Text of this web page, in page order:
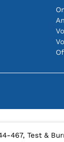
467, Test &